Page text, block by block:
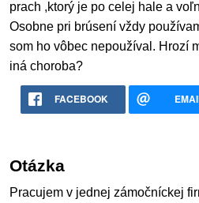
prach ,ktorý je po celej hale a
Osobne pri brúsení vždy
som ho vôbec nepoužíval. Hrozí
iná choroba?
FACEBOOK
Otázka
Pracujem v jednej zámočníckej